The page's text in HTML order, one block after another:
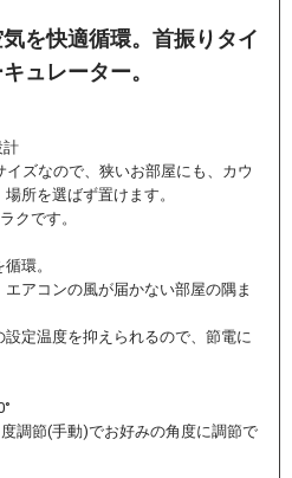
を快適循環。首振りタイ
ュレーター。
計
ズなので、狭いお部屋にも、カウ
所を選ばず置けます。
クです。
環。
アコンの風が届かない部屋の隅ま
定温度を抑えられるので、節電に
調節(手動)でお好みの角度に調節で